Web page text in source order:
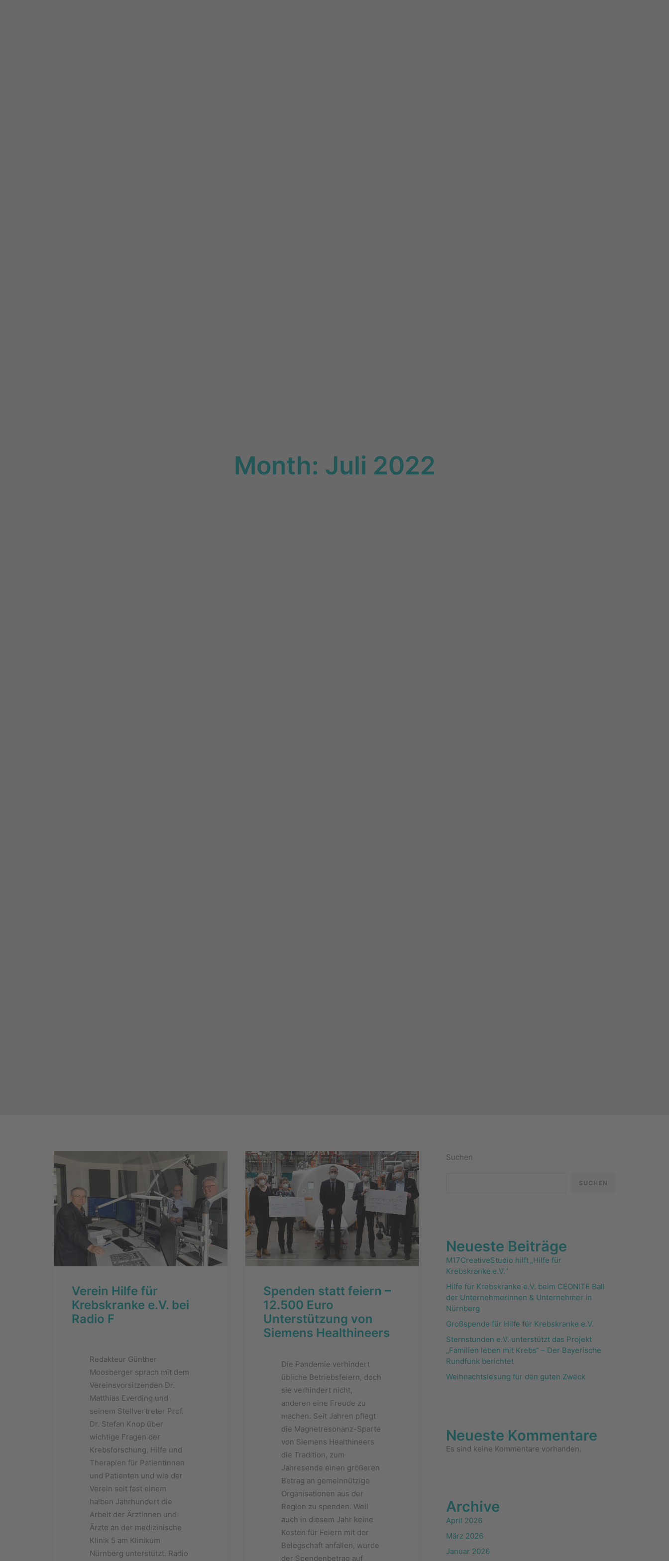
Month: Juli 2022
Verein Hilfe für
Krebskranke e.V. bei
Radio F
Redakteur Günther
Moosberger sprach mit dem
Vereinsvorsitzenden Dr.
Matthias Everding und
seinem Stellvertreter Prof.
Dr. Stefan Knop über
wichtige Fragen der
Krebsforschung, Hilfe und
Therapien für Patientinnen
und Patienten und wie der
Verein seit fast einem
halben Jahrhundert die
Arbeit der Ärztinnen und
Ärzte an der medizinische
Klinik 5 am Klinikum
Nürnberg unterstützt. Radio
Spenden statt feiern –
12.500 Euro
Unterstützung von
Siemens Healthineers
Die Pandemie verhindert
übliche Betriebsfeiern, doch
sie verhindert nicht,
anderen eine Freude zu
machen. Seit Jahren pflegt
die Magnetresonanz-Sparte
von Siemens Healthineers
die Tradition, zum
Jahresende einen größeren
Betrag an gemeinnützige
Organisationen aus der
Region zu spenden. Weil
auch in diesem Jahr keine
Kosten für Feiern mit der
Belegschaft anfallen, wurde
der Spendenbetrag auf
Suchen
SUCHEN
Neueste Beiträge
M17CreativeStudio hilft „Hilfe für
Krebskranke e.V.“
Hilfe für Krebskranke e.V. beim CEONITE Ball
der Unternehmerinnen & Unternehmer in
Nürnberg
Großspende für Hilfe für Krebskranke e.V.
Sternstunden e.V. unterstützt das Projekt
„Familien leben mit Krebs“ – Der Bayerische
Rundfunk berichtet
Weihnachtslesung für den guten Zweck
Neueste Kommentare
Es sind keine Kommentare vorhanden.
Archive
April 2026
März 2026
Januar 2026